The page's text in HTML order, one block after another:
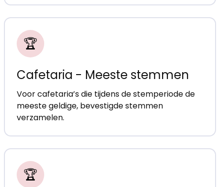
🏆
Cafetaria - Meeste stemmen
Voor cafetaria’s die tijdens de stemperiode de
meeste geldige, bevestigde stemmen
verzamelen.
🏆